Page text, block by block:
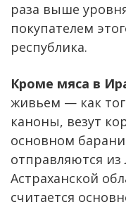
раза выше
покупателем
республика.
Кроме мяса в
живьем — как
каноны, везут
основном
отправляются
Астраханской
считается